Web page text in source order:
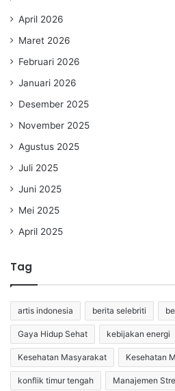
April 2026
Maret 2026
Februari 2026
Januari 2026
Desember 2025
November 2025
Agustus 2025
Juli 2025
Juni 2025
Mei 2025
April 2025
Tag
artis indonesia berita selebriti
Gaya Hidup Sehat kebijakan energi
Kesehatan Masyarakat Kesehatan
konflik timur tengah Manajemen